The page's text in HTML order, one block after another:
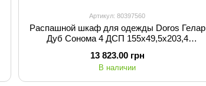
Артикул: 80397560
Распашной шкаф для одежды Doros Гелар
Дуб Cонома 4 ДСП 155х49,5х203,4
13 823.00 грн
В наличии